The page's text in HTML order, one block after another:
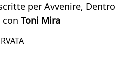
per Avvenire, Dentro
con Toni Mira